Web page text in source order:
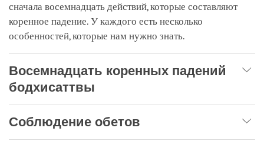
сначала восемнадцать действий, которые составляют
коренное падение. У каждого есть несколько
особенностей, которые нам нужно знать.
Восемнадцать коренных падений
бодхисаттвы
Соблюдение обетов